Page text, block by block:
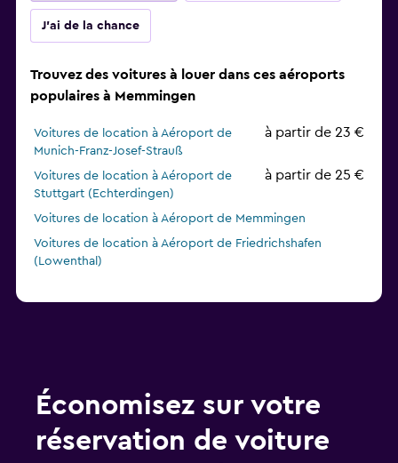
J'ai de la chance
Trouvez des voitures à louer dans ces aéroports
populaires à Memmingen
Voitures de location à Aéroport de
Munich-Franz-Josef-Strauß
à partir de 23 €
Voitures de location à Aéroport de
Stuttgart (Echterdingen)
à partir de 25 €
Voitures de location à Aéroport de Memmingen
Voitures de location à Aéroport de Friedrichshafen
(Lowenthal)
Économisez sur votre
réservation de voiture